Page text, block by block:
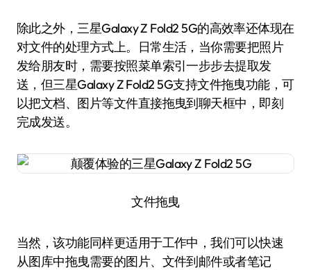
除此之外，三星Galaxy Z Fold2 5G的高效率还体现在
对文件的处理方式上。日常生活，当你需要把照片
发给朋友时，需要按照菜单索引一步步去提取发
送，但三星Galaxy Z Fold2 5G支持文件拖曳功能，可
以把文档、图片等文件直接拖曳到聊天框中，即刻
完成发送。
文件拖曳
当然，该功能同样更适用于工作中，我们可以快速
从图库中拖曳需要的图片、文件到邮件或者笔记